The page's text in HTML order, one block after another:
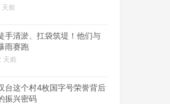
天前
手清淤、扛袋筑堤！他们与
雨赛跑
天前
台这个村4枚国字号荣誉背后
振兴密码